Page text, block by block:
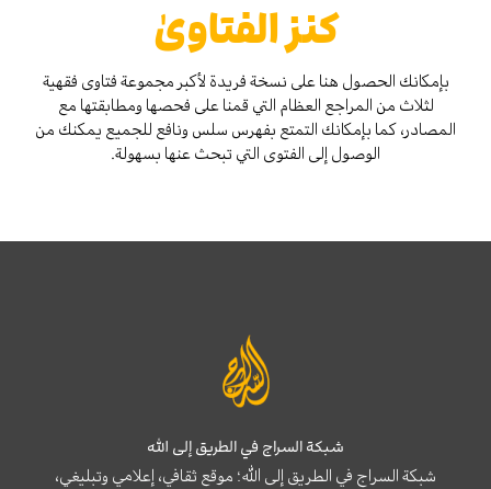
كنز الفتاوىٰ
بإمكانك الحصول هنا على نسخة فريدة لأكبر مجموعة فتاوى فقهية
لثلاث من المراجع العظام التي قمنا على فحصها ومطابقتها مع
المصادر، كما بإمكانك التمتع بفهرس سلس ونافع للجميع يمكنك من
الوصول إلى الفتوى التي تبحث عنها بسهولة.
شبكة السراج في الطريق إلى الله
شبكة السراج في الطريق إلى الله؛ موقع ثقافي، إعلامي وتبليغي،